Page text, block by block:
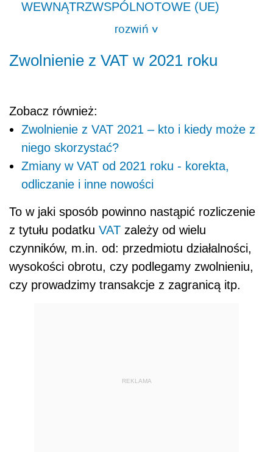
WEWNĄTRZWSPÓLNOTOWE (UE)
rozwiń>
Zwolnienie z VAT w 2021 roku
Zobacz również:
Zwolnienie z VAT 2021 – kto i kiedy może z
niego skorzystać?
Zmiany w VAT od 2021 roku - korekta,
odliczanie i inne nowości
To w jaki sposób powinno nastąpić rozliczenie
z tytułu podatku VAT zależy od wielu
czynników, m.in. od: przedmiotu działalności,
wysokości obrotu, czy podlegamy zwolnieniu,
czy prowadzimy transakcje z zagranicą itp.
REKLAMA